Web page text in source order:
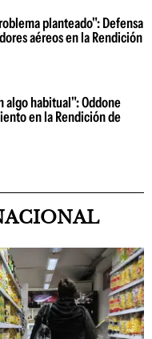
planteado": Defensa
aéreos en la Rendición
algo habitual": Oddone
en la Rendición de